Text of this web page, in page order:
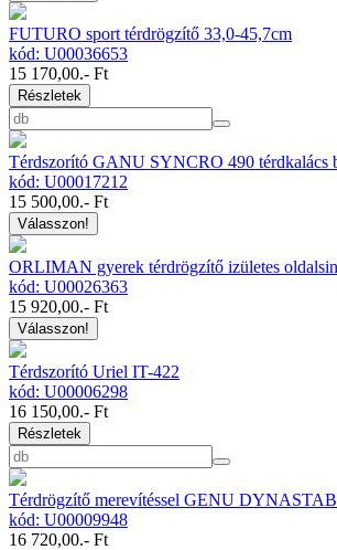
FUTURO sport térdrögzítő 33,0-45,7cm
kód: U00036653
15 170,00.- Ft
Részletek
Térdszorító GANU SYNCRO 490 térdkalács
kód: U00017212
15 500,00.- Ft
Válasszon!
ORLIMAN gyerek térdrögzítő izületes
kód: U00026363
15 920,00.- Ft
Válasszon!
Térdszorító Uriel IT-422
kód: U00006298
16 150,00.- Ft
Részletek
Térdrögzítő merevítéssel GENU
kód: U00009948
16 720,00.- Ft